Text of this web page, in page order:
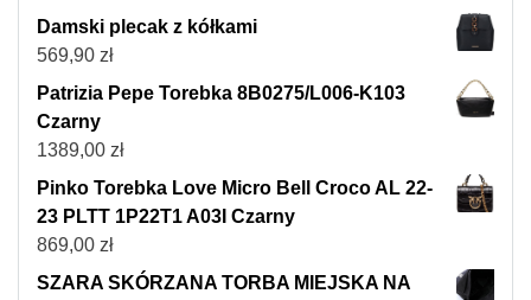
Damski plecak z kółkami
569,90 zł
Patrizia Pepe Torebka 8B0275/L006-K103
Czarny
1389,00 zł
Pinko Torebka Love Micro Bell Croco AL 22-
23 PLTT 1P22T1 A03I Czarny
869,00 zł
SZARA SKÓRZANA TORBA MIEJSKA NA